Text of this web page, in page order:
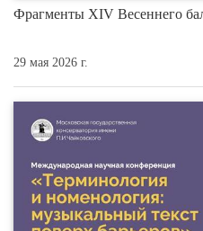
Фрагменты XIV Весеннего
29 мая 2026 г.